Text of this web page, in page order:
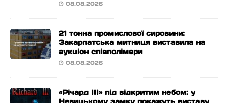
08.08.2026
21 тонна промислової сировини:
Закарпатська митниця виставила на
аукціон співполімери
08.08.2026
«Річард ІІІ» під відкритим небом: у